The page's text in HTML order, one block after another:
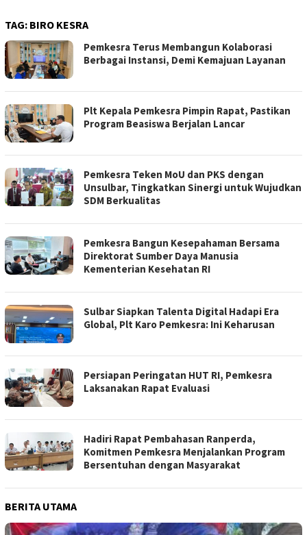
TAG: BIRO KESRA
Pemkesra Terus Membangun Kolaborasi
Berbagai Instansi, Demi Kemajuan Layanan
Plt Kepala Pemkesra Pimpin Rapat, Pastikan
Program Beasiswa Berjalan Lancar
Pemkesra Teken MoU dan PKS dengan
Unsulbar, Tingkatkan Sinergi untuk Wujudkan
SDM Berkualitas
Pemkesra Bangun Kesepahaman Bersama
Direktorat Sumber Daya Manusia
Kementerian Kesehatan RI
Sulbar Siapkan Talenta Digital Hadapi Era
Global, Plt Karo Pemkesra: Ini Keharusan
Persiapan Peringatan HUT RI, Pemkesra
Laksanakan Rapat Evaluasi
Hadiri Rapat Pembahasan Ranperda,
Komitmen Pemkesra Menjalankan Program
Bersentuhan dengan Masyarakat
BERITA UTAMA